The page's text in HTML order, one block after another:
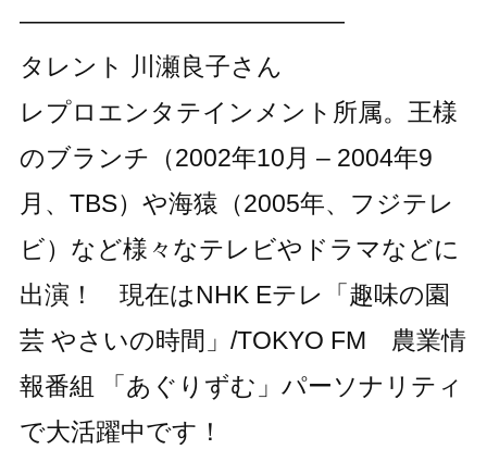
―――――――――――――
タレント 川瀬良子さん
レプロエンタテインメント所属。王様
のブランチ（2002年10月 – 2004年9
月、TBS）や海猿（2005年、フジテレ
ビ）など様々なテレビやドラマなどに
出演！ 現在はNHK Eテレ「趣味の園
芸 やさいの時間」/TOKYO FM 農業情
報番組 「あぐりずむ」パーソナリティ
で大活躍中です！